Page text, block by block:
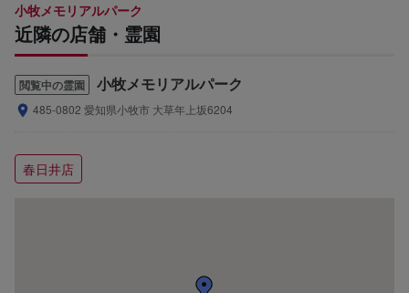
小牧メモリアルパーク
近隣の店舗・霊園
閲覧中の霊園 小牧メモリアルパーク
485-0802 愛知県小牧市 大草年上坂6204
春日井店